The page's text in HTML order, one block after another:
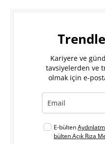
Kariyere ve
tavsiyelerden ve
olmak için e-
E-bülten
bülten Açık Rıza